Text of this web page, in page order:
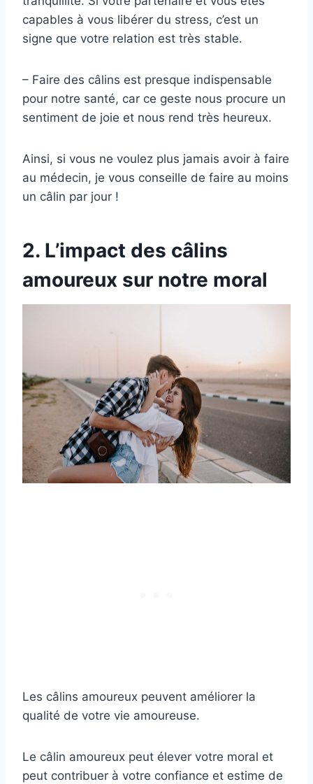
capables à vous libérer du stress, c’est un
signe que votre relation est très stable.
– Faire des câlins est presque indispensable
pour notre santé, car ce geste nous procure un
sentiment de joie et nous rend très heureux.
Ainsi, si vous ne voulez plus jamais avoir à faire
au médecin, je vous conseille de faire au moins
un câlin par jour !
2. L’impact des câlins
amoureux sur notre moral
Les câlins amoureux peuvent améliorer la
qualité de votre vie amoureuse.
Le câlin amoureux peut élever votre moral et
peut contribuer à votre confiance et estime de